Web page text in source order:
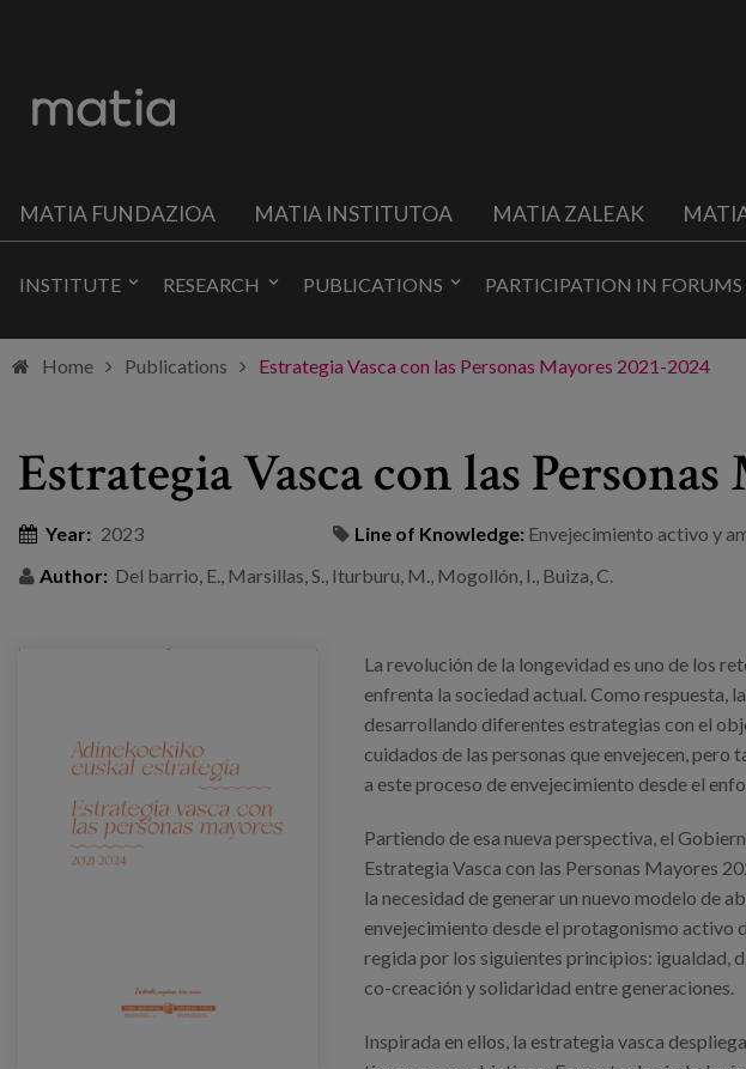
MATIA FUNDAZIOA MATIA INSTITUTOA MATIA ZALEAK
INSTITUTE RESEARCH PUBLICATIONS PARTICIPATION IN FORUMS
Home Publications Estrategia Vasca con las Personas Mayores 2021-2024
Estrategia Vasca con las
Year: 2023 Line of Knowledge: Envejecimiento activo y
Author: Del barrio, E., Marsillas, S., Iturburu, M., Mogollón, I., Buiza, C.
La revolución de la longevidad es uno de los
enfrenta la sociedad actual. Como respuesta,
desarrollando diferentes estrategias con el
cuidados de las personas que envejecen, pero
a este proceso de envejecimiento desde el
Partiendo de esa nueva perspectiva, el
Estrategia Vasca con las Personas Mayores
la necesidad de generar un nuevo modelo de
envejecimiento desde el protagonismo activo
regida por los siguientes principios: igualdad,
co-creación y solidaridad entre generaciones.
Inspirada en ellos, la estrategia vasca